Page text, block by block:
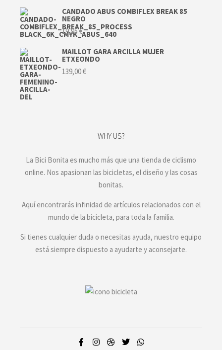
CANDADO ABUS COMBIFLEX BREAK 85
NEGRO
19,95€
MAILLOT GARA ARCILLA MUJER
ETXEONDO
139,00€
WHY US?
La Bici Bonita es mucho más que una tienda de ciclismo
online. Nos apasionan las bicicletas, el diseño y las cosas
bonitas.
Aquí encontrarás infinidad de artículos relacionados con el
mundo de la bicicleta, para toda la familia.
Si tienes cualquier duda o necesitas ayuda, nuestro equipo
está siempre dispuesto a ayudarte y aconsejarte.